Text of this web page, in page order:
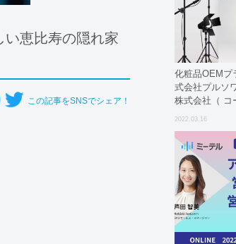
恵比寿の隠れ家
この記事をSNSでシェア！
化粧品OEMプ
式会社プルソ
株式会社（ コ
2022.03.16